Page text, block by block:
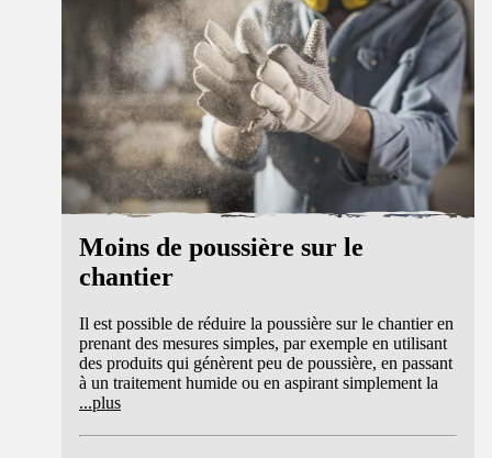
Moins de poussière sur le
chantier
Il est possible de réduire la poussière sur le chantier en
prenant des mesures simples, par exemple en utilisant
des produits qui génèrent peu de poussière, en passant
à un traitement humide ou en aspirant simplement la
...plus